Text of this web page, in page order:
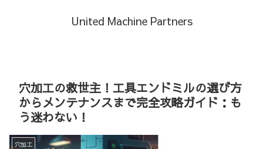
United Machine Partners
穴加工の救世主！工具エンドミルの選び方
からメンテナンスまで完全攻略ガイド：も
う迷わない！
穴加工